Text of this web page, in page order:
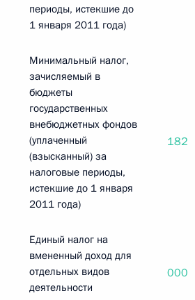
периоды, истекшие до
1 января 2011 года)
Минимальный налог,
зачисляемый в
бюджеты
государственных
внебюджетных фондов
(уплаченный
(взысканный) за
налоговые периоды,
истекшие до 1 января
2011 года)
182
Единый налог на
вмененный доход для
отдельных видов
деятельности
000